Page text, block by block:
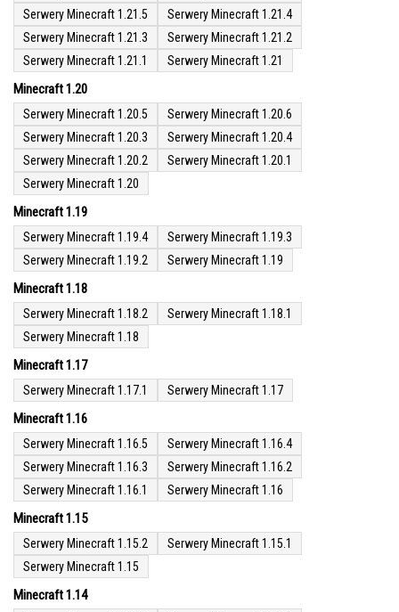
Serwery Minecraft 1.21.5
Serwery Minecraft 1.21.4
Serwery Minecraft 1.21.3
Serwery Minecraft 1.21.2
Serwery Minecraft 1.21.1
Serwery Minecraft 1.21
Minecraft 1.20
Serwery Minecraft 1.20.5
Serwery Minecraft 1.20.6
Serwery Minecraft 1.20.3
Serwery Minecraft 1.20.4
Serwery Minecraft 1.20.2
Serwery Minecraft 1.20.1
Serwery Minecraft 1.20
Minecraft 1.19
Serwery Minecraft 1.19.4
Serwery Minecraft 1.19.3
Serwery Minecraft 1.19.2
Serwery Minecraft 1.19
Minecraft 1.18
Serwery Minecraft 1.18.2
Serwery Minecraft 1.18.1
Serwery Minecraft 1.18
Minecraft 1.17
Serwery Minecraft 1.17.1 Serwery Minecraft 1.17
Minecraft 1.16
Serwery Minecraft 1.16.5
Serwery Minecraft 1.16.4
Serwery Minecraft 1.16.3
Serwery Minecraft 1.16.2
Serwery Minecraft 1.16.1
Serwery Minecraft 1.16
Minecraft 1.15
Serwery Minecraft 1.15.2
Serwery Minecraft 1.15.1
Serwery Minecraft 1.15
Minecraft 1.14